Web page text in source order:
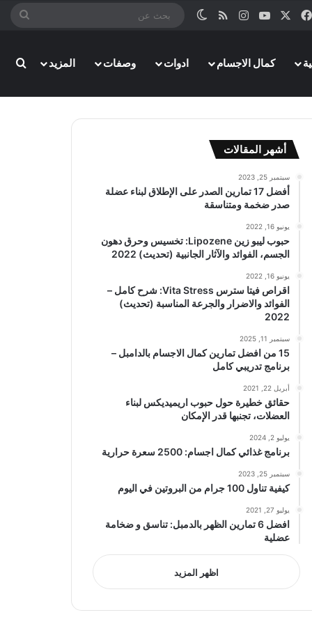
فيسبوك ‫YouTubeانستقرامملخص الموقع RSS
الوضع المظلم
بحث
كمال الاجسام ادوات وصفات المزيد
أشهر المقالات
سبتمبر 25, 2023
أفضل 17 تمارين الصدر على الإطلاق لبناء عضلة
صدر ضخمة ومتناسقة
يونيو 16, 2022
حبوب ليبو زين Lipozene: تخسيس وحرق دهون
الجسم، الفوائد والآثار الجانبية (تحديث) 2022
يونيو 16, 2022
اقراص فيتا سترس Vita Stress: شرح كامل –
الفوائد والاضرار والجرعة المناسبة (تحديث)
2022
سبتمبر 11, 2025
15 من افضل تمارين كمال الاجسام بالدامبل –
برنامج تدريبي كامل
أبريل 22, 2021
حقائق خطيرة حول حبوب اريميديكس لبناء
العضلات، تجنبها قدر الإمكان
يوليو 2, 2024
برنامج غذائي كمال اجسام: 2500 سعرة حرارية
سبتمبر 25, 2023
كيفية تناول 100 جرام من البروتين في اليوم
يوليو 27, 2021
افضل 6 تمارين الظهر بالدمبل: تناسق و ضخامة
عضلية
اظهر المزيد